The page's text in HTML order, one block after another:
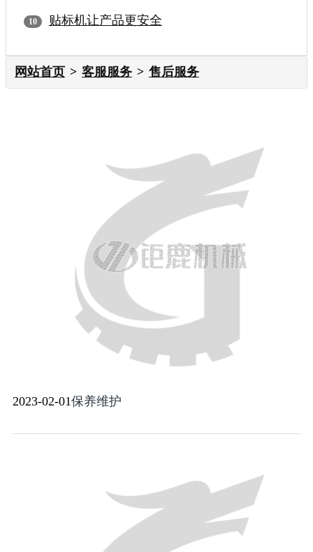
贴标机让产品更安全
网站首页 客服服务 售后服务
2023-02-01保养维护